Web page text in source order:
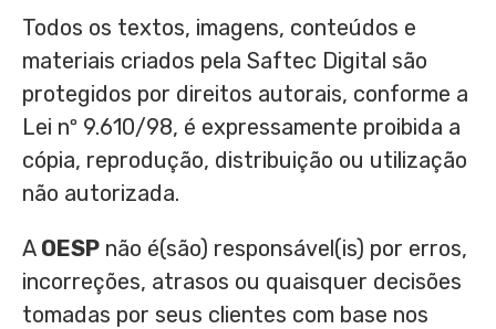
Todos os textos, imagens, conteúdos e
materiais criados pela Saftec Digital são
protegidos por direitos autorais, conforme a
Lei nº 9.610/98, é expressamente proibida a
cópia, reprodução, distribuição ou utilização
não autorizada.
A OESP não é(são) responsável(is) por erros,
incorreções, atrasos ou quaisquer decisões
tomadas por seus clientes com base nos